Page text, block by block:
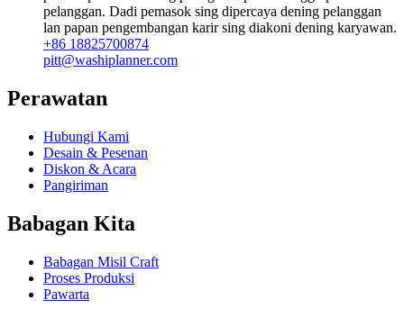
pelanggan. Dadi pemasok sing dipercaya dening pelanggan
lan papan pengembangan karir sing diakoni dening karyawan.
+86 18825700874
pitt@washiplanner.com
Perawatan
Hubungi Kami
Desain & Pesenan
Diskon & Acara
Pangiriman
Babagan Kita
Babagan Misil Craft
Proses Produksi
Pawarta